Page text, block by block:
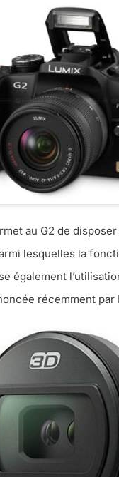
au G2 de
lesquelles la
également
récemment par